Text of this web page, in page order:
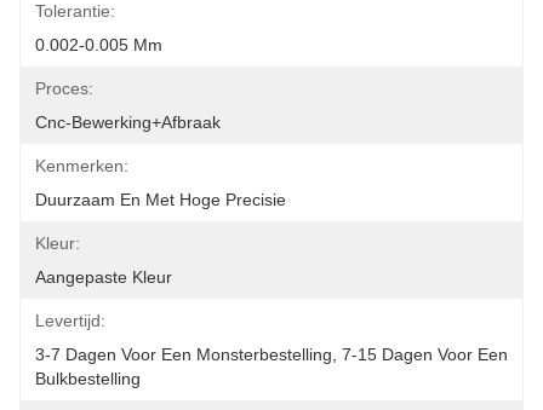
Tolerantie:
0.002-0.005 Mm
Proces:
Cnc-Bewerking+afbraak
Kenmerken:
Duurzaam En Met Hoge Precisie
Kleur:
Aangepaste Kleur
Levertijd:
3-7 Dagen Voor Een Monsterbestelling, 7-15 Dagen Voor Een
Bulkbestelling